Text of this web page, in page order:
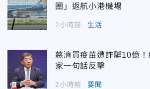
圈」返航小港機場
2小時前 生活
慈濟買疫苗遭詐騙10億
家一句話反擊
2小時前 要聞